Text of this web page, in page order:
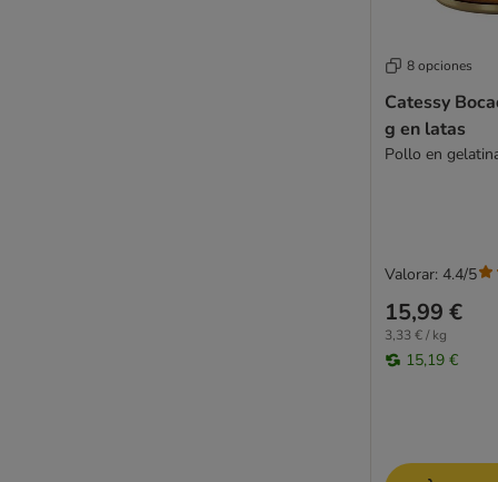
8 opciones
Catessy
g en latas
Pollo en
15,99 €
3,33 € / kg
15,19 €
Valorar: 4.4/5